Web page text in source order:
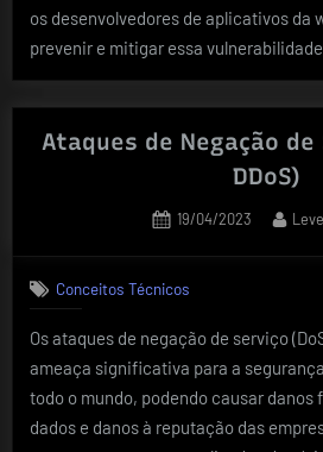
os desenvolvedores de aplicativos da
prevenir e mitigar essa
Ataques de Negação de
DDoS)
Posted
19/04/2023 By
Conceitos Técnicos
Os ataques de negação de serviço
ameaça significativa para a
todo o mundo, podendo causar danos
dados e danos à reputação das